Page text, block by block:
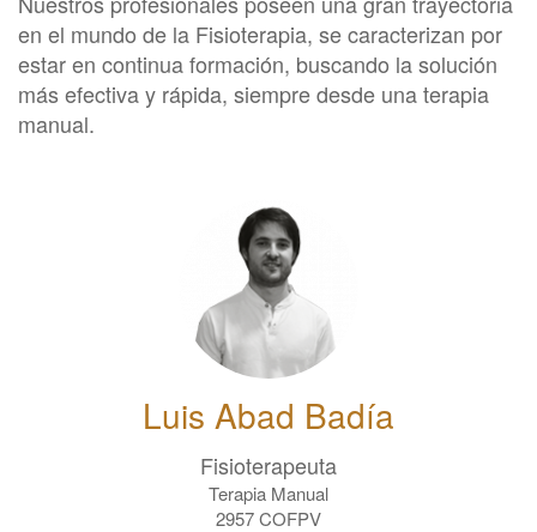
en el mundo de la Fisioterapia, se caracterizan por
estar en continua formación, buscando la solución
más efectiva y rápida, siempre desde una terapia
manual.
Luis Abad Badía
Fisioterapeuta
Terapia Manual
2957 COFPV